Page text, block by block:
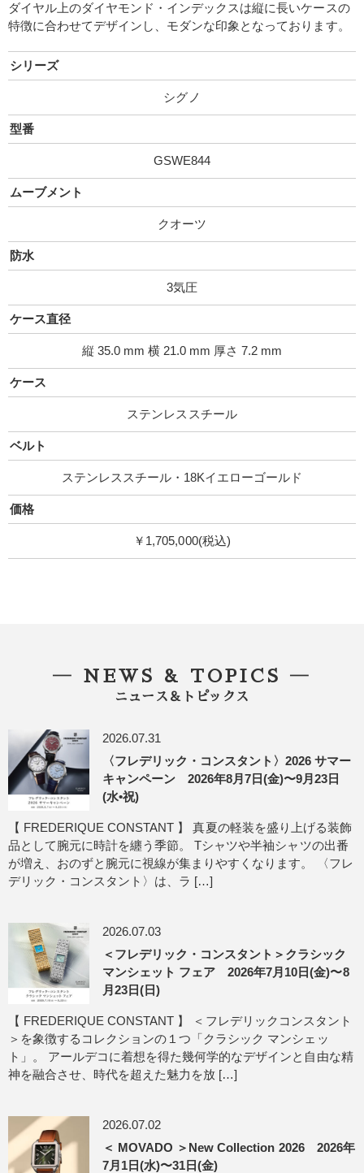
ダイヤル上のダイヤモンド・インデックスは縦に長いケースの
特徴に合わせてデザインし、モダンな印象となっております。
シリーズ
シグノ
型番
GSWE844
ムーブメント
クオーツ
防水
3気圧
ケース直径
縦 35.0 mm 横 21.0 mm 厚さ 7.2 mm
ケース
ステンレススチール
ベルト
ステンレススチール・18Kイエローゴールド
価格
￥1,705,000(税込)
― NEWS & TOPICS ―
ニュース＆トピックス
2026.07.31
〈フレデリック・コンスタント〉2026 サマー
キャンペーン 2026年8月7日(金)〜9月23日
(水•祝)
【 FREDERIQUE CONSTANT 】 真夏の軽装を盛り上げる装飾
品として腕元に時計を纏う季節。 Tシャツや半袖シャツの出番
が増え、おのずと腕元に視線が集まりやすくなります。 〈フレ
デリック・コンスタント〉は、ラ […]
2026.07.03
＜フレデリック・コンスタント＞クラシック
マンシェット フェア 2026年7月10日(金)〜8
月23日(日)
【 FREDERIQUE CONSTANT 】 ＜フレデリックコンスタント
＞を象徴するコレクションの１つ「クラシック マンシェッ
ト」。 アールデコに着想を得た幾何学的なデザインと自由な精
神を融合させ、時代を超えた魅力を放 […]
2026.07.02
＜ MOVADO ＞New Collection 2026 2026年
7月1日(水)〜31日(金)